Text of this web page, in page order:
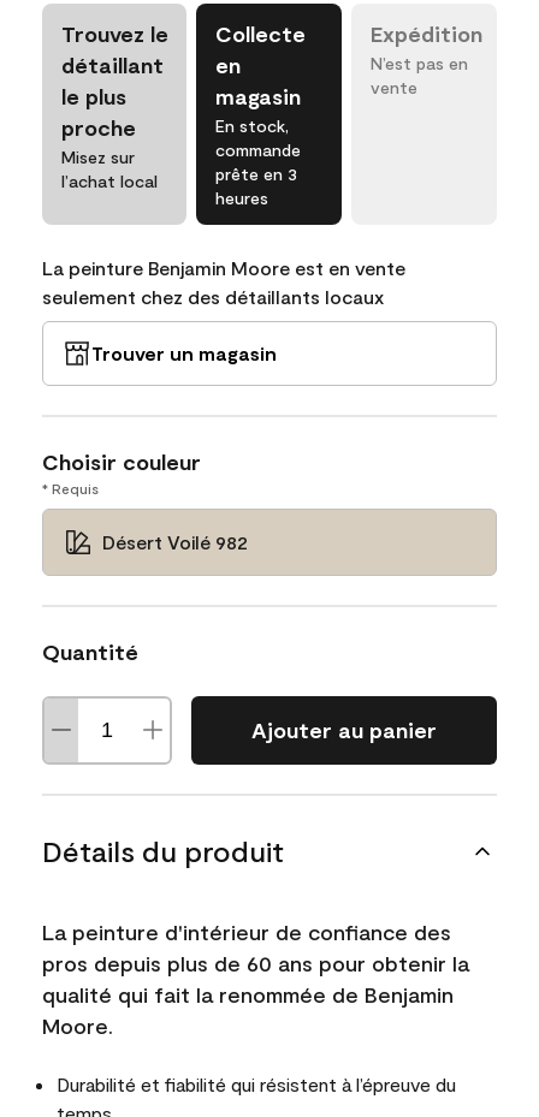
Trouvez le
détaillant
le plus
proche
Misez sur
l’achat local
Collecte
en
magasin
En stock,
commande
prête en 3
heures
Expédition
N’est pas en
vente
La peinture Benjamin Moore est en vente
seulement chez des détaillants locaux
Trouver un magasin
Choisir couleur
* Requis
Désert Voilé 982
Quantité
Ajouter au panier
Détails du produit
La peinture d'intérieur de confiance des
pros depuis plus de 60 ans pour obtenir la
qualité qui fait la renommée de Benjamin
Moore.
Durabilité et fiabilité qui résistent à l’épreuve du
temps